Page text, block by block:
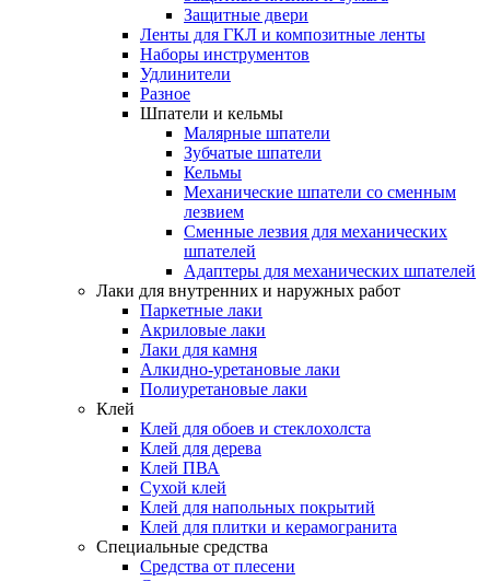
Защитные двери
Ленты для ГКЛ и композитные ленты
Наборы инструментов
Удлинители
Разное
Шпатели и кельмы
Малярные шпатели
Зубчатые шпатели
Кельмы
Механические шпатели со сменным
лезвием
Сменные лезвия для механических
шпателей
Адаптеры для механических шпателей
Лаки для внутренних и наружных работ
Паркетные лаки
Акриловые лаки
Лаки для камня
Алкидно-уретановые лаки
Полиуретановые лаки
Клей
Клей для обоев и стеклохолста
Клей для дерева
Клей ПВА
Сухой клей
Клей для напольных покрытий
Клей для плитки и керамогранита
Специальные средства
Средства от плесени